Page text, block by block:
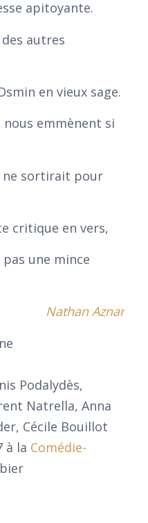
apitoyante.
autres
en vieux sage.
nous emmènent si
ne sortirait pour
critique en vers,
pas une mince
Nathan Aznar
Podalydès,
Natrella, Anna
Cécile Bouillot
à la Comédie-